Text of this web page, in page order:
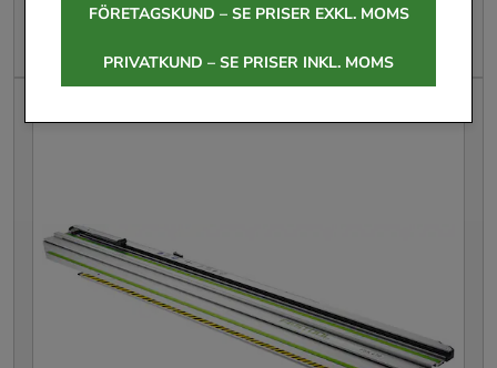
FÖRETAGSKUND – SE PRISER EXKL. MOMS
PRIVATKUND – SE PRISER INKL. MOMS